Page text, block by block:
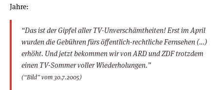
Jahre:
“Das ist der Gipfel aller TV-Unverschämtheiten! Erst im April
wurden die Gebühren fürs öffentlich-rechtliche Fernsehen (…)
erhöht. Und jetzt bekommen wir von ARD und ZDF trotzdem
einen TV-Sommer voller Wiederholungen.”
(“Bild” vom 30.7.2005)